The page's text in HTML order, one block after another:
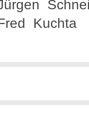
Kuchta